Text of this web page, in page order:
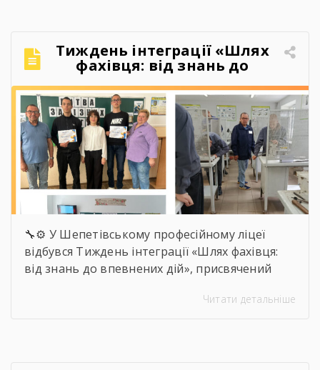
поїздки, фото, меми, історії, які зрозуміють […]
Тиждень інтеграції «Шлях
фахівця: від знань до
впевнених дій»
🔧⚙️ У Шепетівському професійному ліцеї
відбувся Тиждень інтеграції «Шлях фахівця:
від знань до впевнених дій», присвячений
тижня здобувачі освіти брали участь вЧитати детальніше